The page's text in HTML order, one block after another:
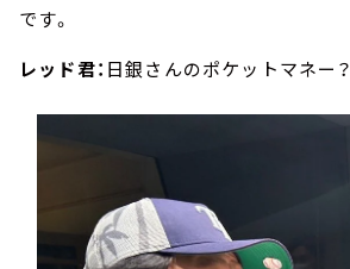
です。
レッド君： 日銀さんのポケットマネー？